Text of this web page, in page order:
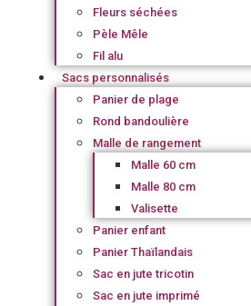
Fleurs séchées
Pèle Mêle
Fil alu
Sacs personnalisés
Panier de plage
Rond bandoulière
Malle de rangement
Malle 60 cm
Malle 80 cm
Valisette
Panier enfant
Panier Thaïlandais
Sac en jute tricotin
Sac en jute imprimé